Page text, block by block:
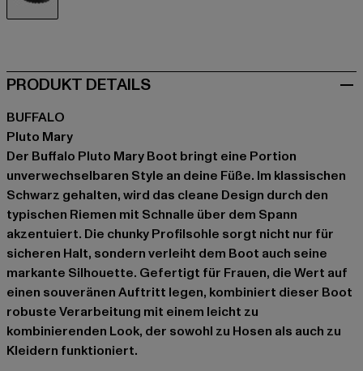
PRODUKT DETAILS
BUFFALO
Pluto Mary
Der Buffalo Pluto Mary Boot bringt eine Portion
unverwechselbaren Style an deine Füße. Im klassischen
Schwarz gehalten, wird das cleane Design durch den
typischen Riemen mit Schnalle über dem Spann
akzentuiert. Die chunky Profilsohle sorgt nicht nur für
sicheren Halt, sondern verleiht dem Boot auch seine
markante Silhouette. Gefertigt für Frauen, die Wert auf
einen souveränen Auftritt legen, kombiniert dieser Boot
robuste Verarbeitung mit einem leicht zu
kombinierenden Look, der sowohl zu Hosen als auch zu
Kleidern funktioniert.